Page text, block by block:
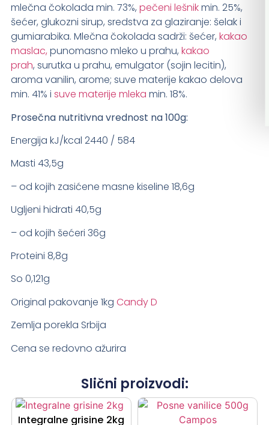
mlečna čokolada min. 73%, pečeni lešnikmin. 25%,
šećer, glukozni sirup, sredstva za glaziranje: šelak i
gumiarabika. Mlečna čokolada sadrži: šećer, kakao
maslac, punomasno mleko u prahu, kakao
prah, surutka u prahu, emulgator (sojin lecitin),
aroma vanilin, arome; suve materije kakao delova
min. 41% i suve materije mleka min. 18%.
Prosečna nutritivna vrednost na 100g:
Energija kJ/kcal 2440 / 584
Masti 43,5g
– od kojih zasićene masne kiseline 18,6g
Ugljeni hidrati 40,5g
– od kojih šećeri 36g
Proteini 8,8g
So 0,121g
Original pakovanje 1kg Candy D
Zemlja porekla Srbija
Cena se redovno ažurira
Slični proizvodi:
Integralne grisine 2kg